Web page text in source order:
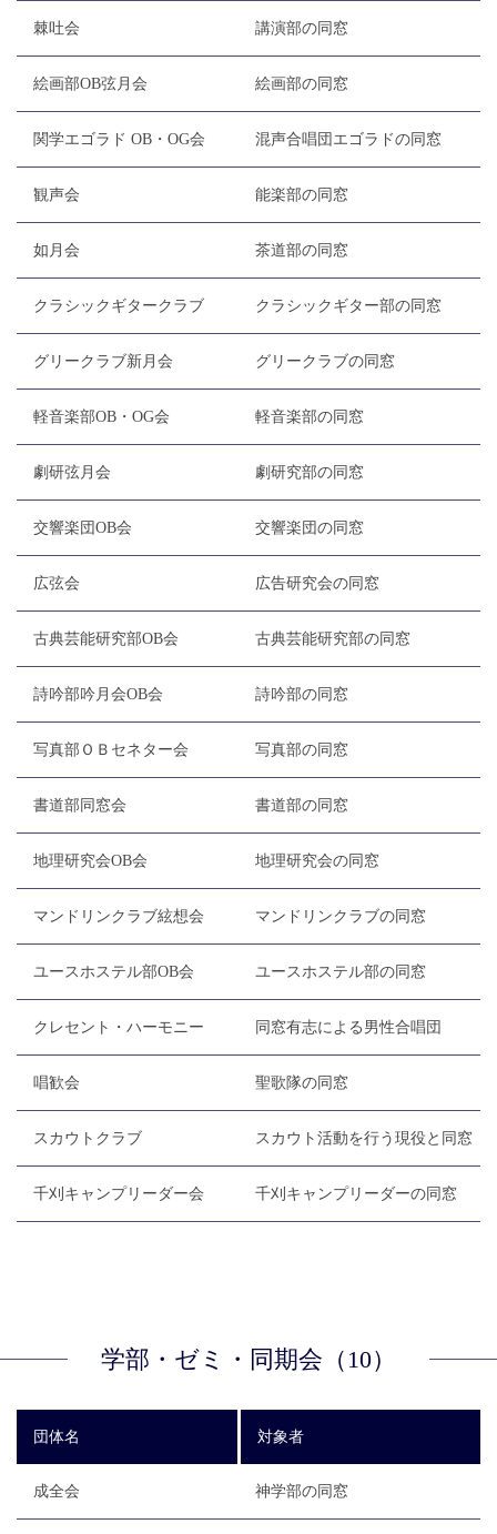
棘吐会 講演部の同窓
絵画部OB弦月会 絵画部の同窓
関学エゴラド OB・OG会 混声合唱団エゴラドの同窓
観声会 能楽部の同窓
如月会 茶道部の同窓
クラシックギタークラブ クラシックギター部の同窓
グリークラブ新月会 グリークラブの同窓
軽音楽部OB・OG会 軽音楽部の同窓
劇研弦月会 劇研究部の同窓
交響楽団OB会 交響楽団の同窓
広弦会 広告研究会の同窓
古典芸能研究部OB会 古典芸能研究部の同窓
詩吟部吟月会OB会 詩吟部の同窓
写真部ＯＢセネター会 写真部の同窓
書道部同窓会 書道部の同窓
地理研究会OB会 地理研究会の同窓
マンドリンクラブ絃想会 マンドリンクラブの同窓
ユースホステル部OB会 ユースホステル部の同窓
クレセント・ハーモニー 同窓有志による男性合唱団
唱歓会 聖歌隊の同窓
スカウトクラブ スカウト活動を行う現役と同窓
千刈キャンプリーダー会 千刈キャンプリーダーの同窓
学部・ゼミ・同期会（10）
団体名 対象者
成全会 神学部の同窓